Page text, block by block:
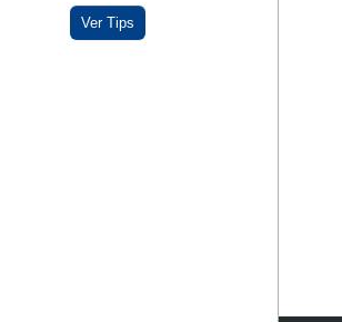
Ver Tips